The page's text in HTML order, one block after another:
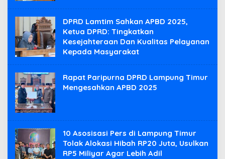
DPRD Lamtim Sahkan APBD 2025,
Ketua DPRD: Tingkatkan
Kesejahteraan Dan Kualitas Pelayanan
Kepada Masyarakat
Rapat Paripurna DPRD Lampung Timur
Mengesahkan APBD 2025
10 Asosisasi Pers di Lampung Timur
Tolak Alokasi Hibah RP20 Juta, Usulkan
RP5 Miliyar Agar Lebih Adil